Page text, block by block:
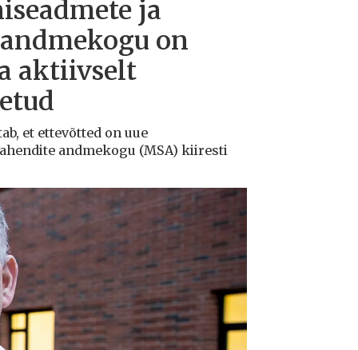
ja
on
aktiivselt
et ettevõtted on uue
andmekogu (MSA) kiiresti